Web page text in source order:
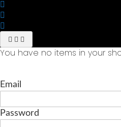
You have no items in your
Email
Password